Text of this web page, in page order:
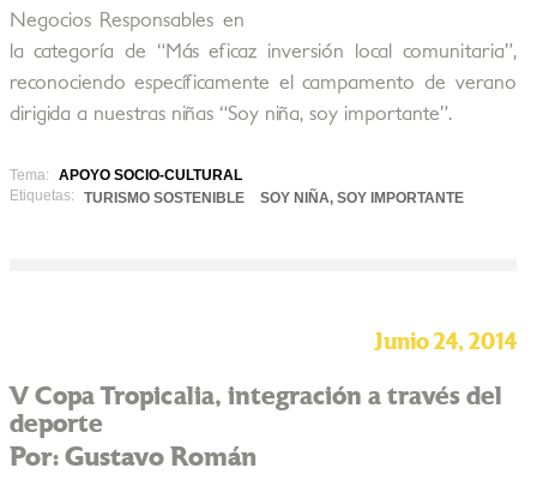
Negocios Responsables en
la categoría de “Más eficaz inversión local comunitaria”,
reconociendo específicamente el campamento de verano
dirigida a nuestras niñas “Soy niña, soy importante”.
Tema:
APOYO SOCIO-CULTURAL
Etiquetas:
TURISMO SOSTENIBLE SOY NIÑA, SOY IMPORTANTE
Junio 24, 2014
V Copa Tropicalia, integración a través del
deporte
Por: Gustavo Román